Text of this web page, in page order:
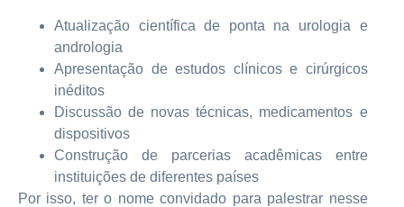
Atualização científica de ponta na urologia e
andrologia
Apresentação de estudos clínicos e cirúrgicos
inéditos
Discussão de novas técnicas, medicamentos e
dispositivos
Construção de parcerias acadêmicas entre
instituições de diferentes países
Por isso, ter o nome convidado para palestrar nesse